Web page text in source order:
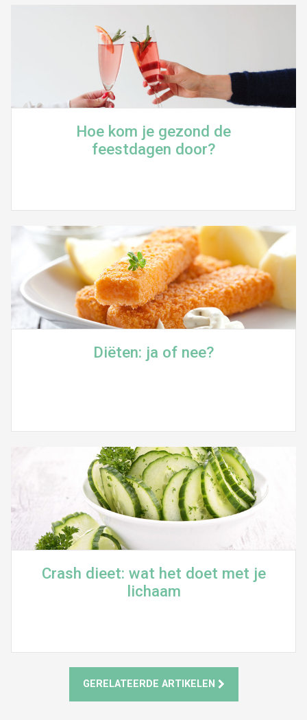
Hoe kom je gezond de
feestdagen door?
Diëten: ja of nee?
Crash dieet: wat het doet met je
lichaam
GERELATEERDE ARTIKELEN